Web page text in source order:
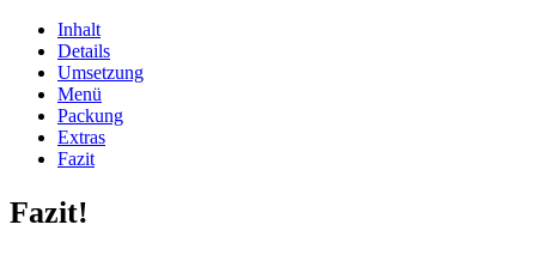
Inhalt
Details
Umsetzung
Menü
Packung
Extras
Fazit
Fazit!